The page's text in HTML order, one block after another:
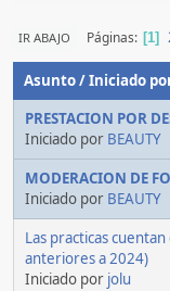
IR ABAJO Páginas 1
Asunto/Iniciado
PRESTACION POR
Iniciado por BEAUTY
MODERACION DE
Iniciado por BEAUTY
Las practicas
anteriores a 2024)
Iniciado por jolu